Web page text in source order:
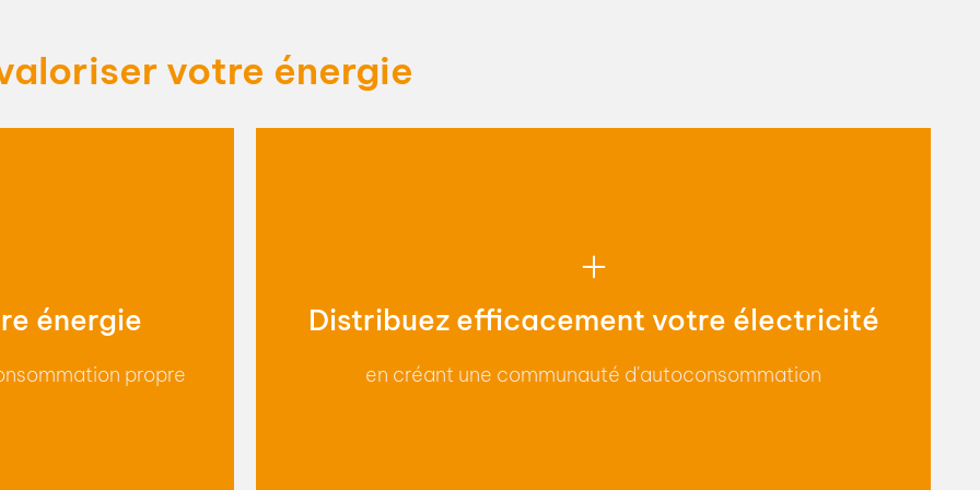
immobilier et d'une plus grande autonomie énergétique !
en savoir plus
votre énergie
énergie
propre
Distribuez efficacement votre électricité
en créant une communauté d'autoconsommation